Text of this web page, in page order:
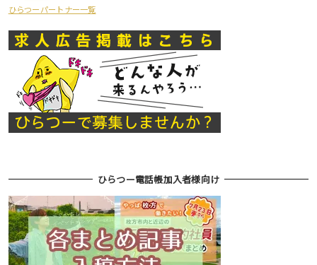
ひらつーパートナー一覧
ひらつー電話帳加入者様向け